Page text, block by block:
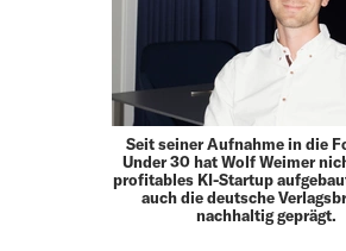
Seit seiner Aufnahme in die
Under 30 hat Wolf Weimer
profitables KI-Startup
auch die deutsche
nachhaltig geprägt.